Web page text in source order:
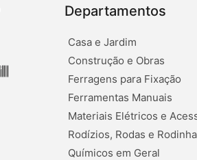
Departamentos
Casa e Jardim
Construção e Obras
Ferragens para Fixação
Ferramentas Manuais
Materiais Elétricos e
Rodízios, Rodas e
Químicos em Geral